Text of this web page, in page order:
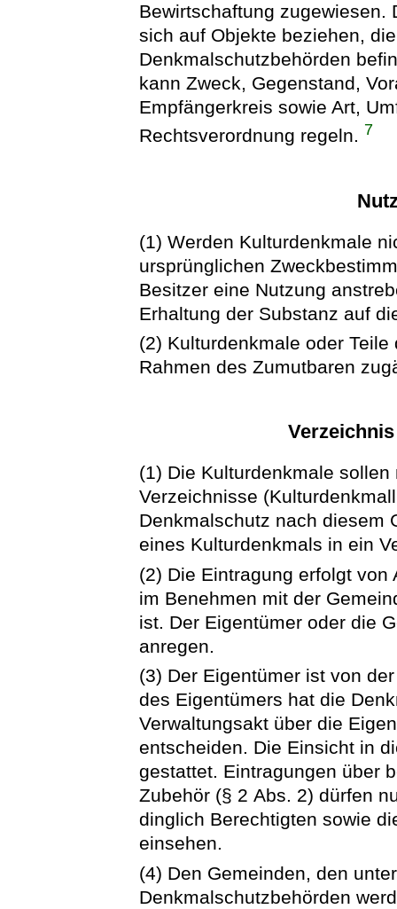
Bewirtschaftung zugewiesen.
sich auf Objekte beziehen,
Denkmalschutzbehörden
kann Zweck, Gegenstand,
Empfängerkreis sowie Art,
Rechtsverordnung regeln. 7
(1) Werden Kulturdenkmale
ursprünglichen
Besitzer eine Nutzung
Erhaltung der Substanz auf
(2) Kulturdenkmale oder
Rahmen des Zumutbaren
(1) Die Kulturdenkmale
Verzeichnisse
Denkmalschutz nach diesem
eines Kulturdenkmals in ein
(2) Die Eintragung erfolgt
im Benehmen mit der
ist. Der Eigentümer oder die
anregen.
(3) Der Eigentümer ist von
des Eigentümers hat die
Verwaltungsakt über die
entscheiden. Die Einsicht in
gestattet. Eintragungen über
Zubehör (§ 2 Abs. 2) dürfen
dinglich Berechtigten sowie
einsehen.
(4) Den Gemeinden, den
Denkmalschutzbehörden